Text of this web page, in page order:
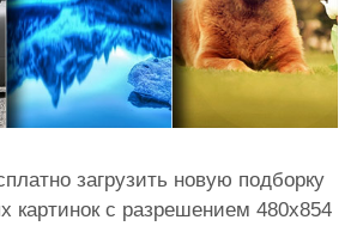
загрузить новую подборку
картинок с разрешением 480x854